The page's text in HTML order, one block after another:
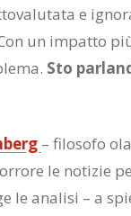
e
un im­pat­to
Sto
– fi­lo­so­fo
le no­ti­zie
le ana­li­si – a